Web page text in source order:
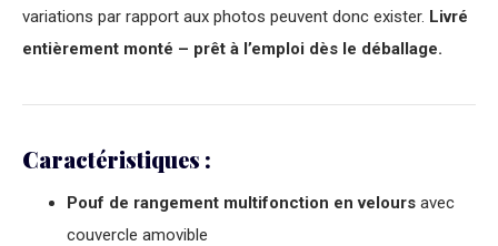
variations par rapport aux photos peuvent donc exister. Livré
entièrement monté – prêt à l’emploi dès le déballage.
Caractéristiques :
Pouf de rangement multifonction en velours avec
couvercle amovible